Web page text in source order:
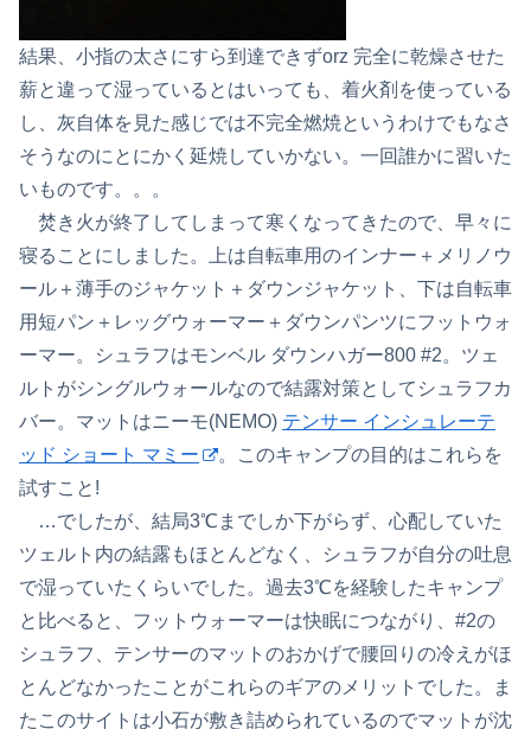
結果、小指の太さにすら到達できずorz 完全に乾燥させた
薪と違って湿っているとはいっても、着火剤を使っている
し、灰自体を見た感じでは不完全燃焼というわけでもなさ
そうなのにとにかく延焼していかない。一回誰かに習いた
いものです。。。
焚き火が終了してしまって寒くなってきたので、早々に
寝ることにしました。上は自転車用のインナー＋メリノウ
ール＋薄手のジャケット＋ダウンジャケット、下は自転車
用短パン＋レッグウォーマー＋ダウンパンツにフットウォ
ーマー。シュラフはモンベル ダウンハガー800 #2。ツェ
ルトがシングルウォールなので結露対策としてシュラフカ
バー。マットはニーモ(NEMO) テンサー インシュレーテ
ッド ショート マミー
。このキャンプの目的はこれらを
試すこと!
…でしたが、結局3℃までしか下がらず、心配していた
ツェルト内の結露もほとんどなく、シュラフが自分の吐息
で湿っていたくらいでした。過去3℃を経験したキャンプ
と比べると、フットウォーマーは快眠につながり、#2の
シュラフ、テンサーのマットのおかげで腰回りの冷えがほ
とんどなかったことがこれらのギアのメリットでした。ま
たこのサイトは小石が敷き詰められているのでマットが沈